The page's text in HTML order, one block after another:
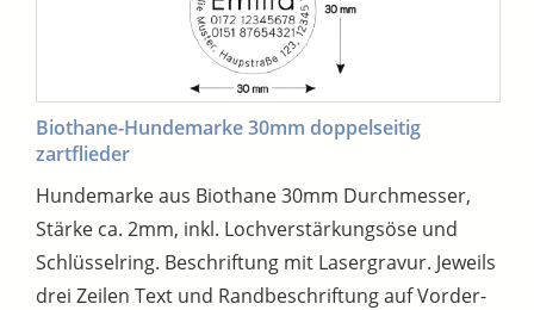
Biothane-Hundemarke 30mm doppelseitig
zartflieder
Hundemarke aus Biothane 30mm Durchmesser,
Stärke ca. 2mm, inkl. Lochverstärkungsöse und
Schlüsselring. Beschriftung mit Lasergravur. Jeweils
drei Zeilen Text und Randbeschriftung auf Vorder-